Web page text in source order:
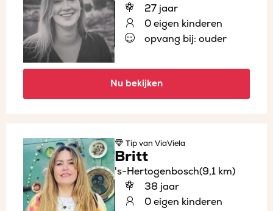
27 jaar
0 eigen kinderen
opvang bij: ouder
Nu bekijken
Tipvan ViaViela
Britt
's-Hertogenbosch(9,1 km)
38 jaar
0 eigen kinderen